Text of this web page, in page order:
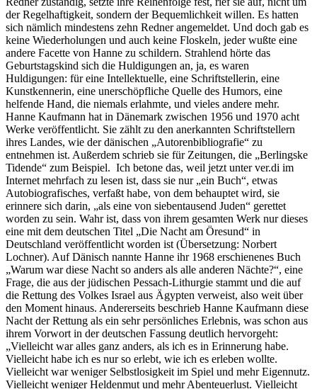
der Regelhaftigkeit, sondern der Bequemlichkeit willen. Es hatten
sich nämlich mindestens zehn Redner angemeldet. Und doch gab es
keine Wiederholungen und auch keine Floskeln, jeder wußte eine
andere Facette von Hanne zu schildern. Strahlend hörte das
Geburtstagskind sich die Huldigungen an, ja, es waren
Huldigungen: für eine Intellektuelle, eine Schriftstellerin, eine
Kunstkennerin, eine unerschöpfliche Quelle des Humors, eine
helfende Hand, die niemals erlahmte, und vieles andere mehr.
Hanne Kaufmann hat in Dänemark zwischen 1956 und 1970 acht
Werke veröffentlicht. Sie zählt zu den anerkannten Schriftstellern
ihres Landes, wie der dänischen „Autorenbibliografie“ zu
entnehmen ist. Außerdem schrieb sie für Zeitungen, die „Berlingske
Tidende“ zum Beispiel. Ich betone das, weil jetzt unter ver.di im
Internet mehrfach zu lesen ist, dass sie nur „ein Buch“, etwas
Autobiografisches, verfaßt habe, von dem behauptet wird, sie
erinnere sich darin, „als eine von siebentausend Juden“ gerettet
worden zu sein. Wahr ist, dass von ihrem gesamten Werk nur dieses
eine mit dem deutschen Titel „Die Nacht am Öresund“ in
Deutschland veröffentlicht worden ist (Übersetzung: Norbert
Lochner). Auf Dänisch nannte Hanne ihr 1968 erschienenes Buch
„Warum war diese Nacht so anders als alle anderen Nächte?“, eine
Frage, die aus der jüdischen Pessach-Lithurgie stammt und die auf
die Rettung des Volkes Israel aus Ägypten verweist, also weit über
den Moment hinaus. Andererseits beschrieb Hanne Kaufmann diese
Nacht der Rettung als ein sehr persönliches Erlebnis, was schon aus
ihrem Vorwort in der deutschen Fassung deutlich hervorgeht:
„Vielleicht war alles ganz anders, als ich es in Erinnerung habe.
Vielleicht habe ich es nur so erlebt, wie ich es erleben wollte.
Vielleicht war weniger Selbstlosigkeit im Spiel und mehr Eigennutz.
Vielleicht weniger Heldenmut und mehr Abenteuerlust. Vielleicht